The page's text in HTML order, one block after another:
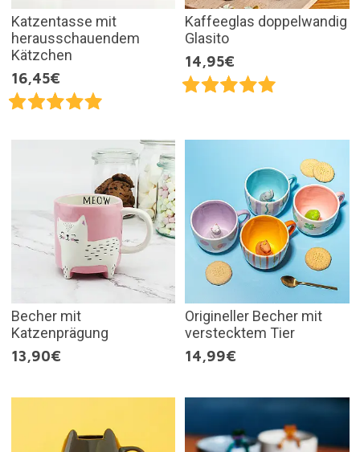
Katzentasse mit
herausschauendem
Kätzchen
16,45€
Kaffeeglas doppelwandig
Glasito
14,95€
Becher mit
Katzenprägung
13,90€
Origineller Becher mit
verstecktem Tier
14,99€